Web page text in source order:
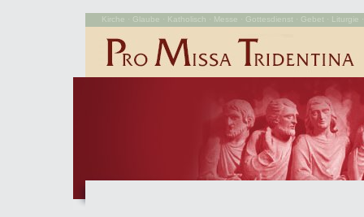
Kirche · Glaube · Katholisch · Messe · Gottesdienst · Gebet ·